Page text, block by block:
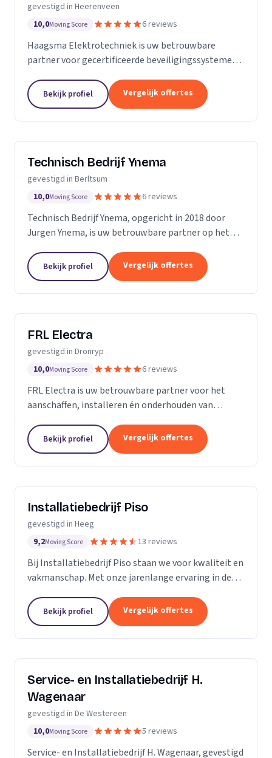
gevestigd in Heerenveen
10,0Moving Score 6 reviews
Haagsma Elektrotechniek is uw betrouwbare
partner voor gecertificeerde beveiligingssystemen
de elektrotechnische installatiebranche,
onderscheiden...
Bekijk profiel Vergelijk offertes
Technisch Bedrijf Ynema
gevestigd in Berltsum
10,0Moving Score 6 reviews
Technisch Bedrijf Ynema, opgericht in 2018 door
Jurgen Ynema, is uw betrouwbare partner op het
duurzaamheid. Gevestigd in Sint Annaparochie, zijn
we...
Bekijk profiel Vergelijk offertes
FRL Electra
gevestigd in Dronryp
10,0Moving Score 6 reviews
FRL Electra is uw betrouwbare partner voor het
aanschaffen, installeren én onderhouden van
en elektra- en datanetwerken. Met onze expertise
en ervaring...
Bekijk profiel Vergelijk offertes
Installatiebedrijf Piso
gevestigd in Heeg
9,2Moving Score 13 reviews
Bij Installatiebedrijf Piso staan we voor kwaliteit en
vakmanschap. Met onze jarenlange ervaring in de
expertise en toewijding aan elk project, groot...
Bekijk profiel Vergelijk offertes
Service- en Installatiebedrijf H.
Wagenaar
gevestigd in De Westereen
10,0Moving Score 5 reviews
Service- en Installatiebedrijf H. Wagenaar, gevestigd